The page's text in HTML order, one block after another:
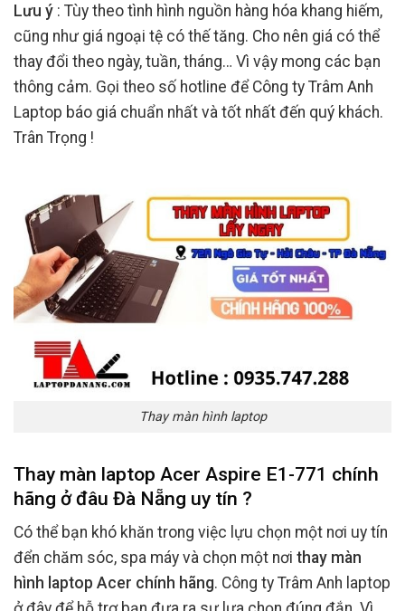
Lưu ý : Tùy theo tình hình nguồn hàng hóa khang hiếm,
cũng như giá ngoại tệ có thế tăng. Cho nên giá có thể
thay đổi theo ngày, tuần, tháng… Vì vậy mong các bạn
thông cảm. Gọi theo số hotline để Công ty Trâm Anh
Laptop báo giá chuẩn nhất và tốt nhất đến quý khách.
Trân Trọng !
Thay màn hình laptop
Thay màn laptop Acer Aspire E1-771 chính
hãng ở đâu Đà Nẵng uy tín ?
Có thể bạn khó khăn trong việc lựu chọn một nơi uy tín
đển chăm sóc, spa máy và chọn một nơi thay màn
hình laptop Acer chính hãng. Công ty Trâm Anh laptop